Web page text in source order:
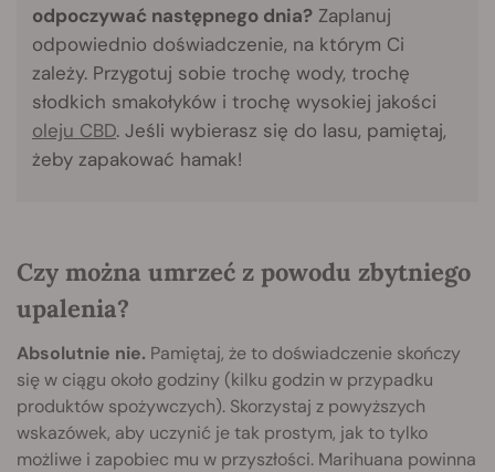
odpoczywać następnego dnia? Zaplanuj
odpowiednio doświadczenie, na którym Ci
zależy. Przygotuj sobie trochę wody, trochę
słodkich smakołyków i trochę wysokiej jakości
oleju CBD. Jeśli wybierasz się do lasu, pamiętaj,
żeby zapakować hamak!
Czy można umrzeć z powodu zbytniego
upalenia?
Absolutnie nie. Pamiętaj, że to doświadczenie skończy
się w ciągu około godziny (kilku godzin w przypadku
produktów spożywczych). Skorzystaj z powyższych
wskazówek, aby uczynić je tak prostym, jak to tylko
możliwe i zapobiec mu w przyszłości. Marihuana powinna